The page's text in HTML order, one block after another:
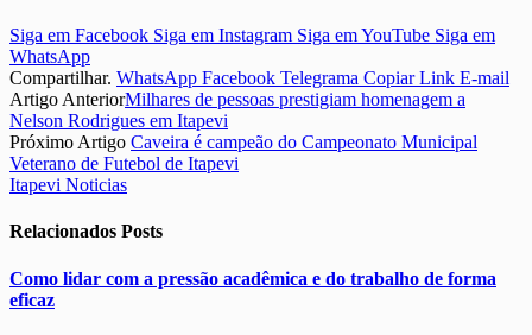
Siga em Facebook Siga em Instagram Siga em YouTube Siga em
WhatsApp
Compartilhar. WhatsApp Facebook Telegrama Copiar Link E-mail
Artigo AnteriorMilhares de pessoas prestigiam homenagem a
Nelson Rodrigues em Itapevi
Próximo Artigo Caveira é campeão do Campeonato Municipal
Veterano de Futebol de Itapevi
Itapevi Noticias
Relacionados Posts
Como lidar com a pressão acadêmica e do trabalho de forma
eficaz